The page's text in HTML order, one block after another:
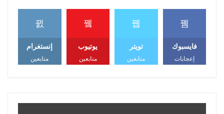
فايسبوك
إعجابات
تويتر
متابعين
يوتيوب
متابعين
إنستغرام
متابعين